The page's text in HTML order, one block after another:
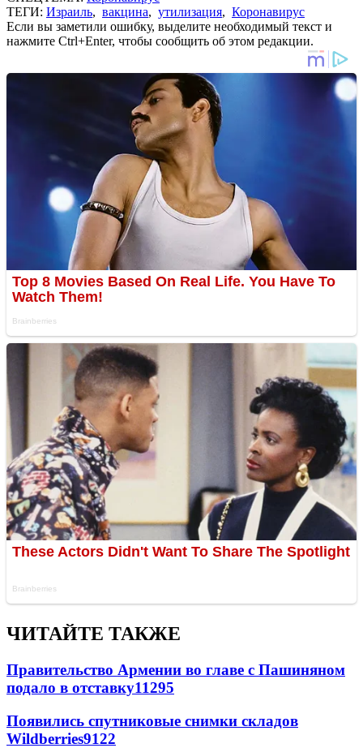
ТЕГИ: Израиль, вакцина, утилизация, Коронавирус
Если вы заметили ошибку, выделите необходимый текст и
нажмите Ctrl+Enter, чтобы сообщить об этом редакции.
ЧИТАЙТЕ ТАКЖЕ
Правительство Армении во главе с Пашиняном
подало в отставку11295
Появились спутниковые снимки складов
Wildberries9122